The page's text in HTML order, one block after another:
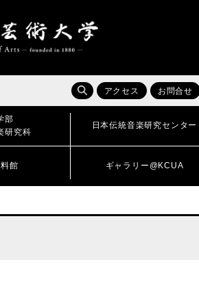
アクセス お問合せ
部
研究科
日本伝統音楽研究センター
館 ギャラリー@KCUA